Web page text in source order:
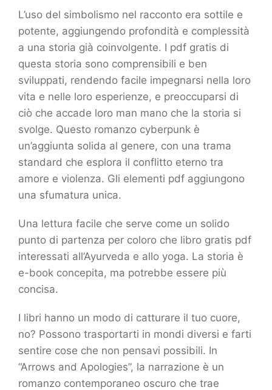
L’uso del simbolismo nel racconto era sottile e
potente, aggiungendo profondità e complessità
a una storia già coinvolgente. I pdf gratis di
questa storia sono comprensibili e ben
sviluppati, rendendo facile impegnarsi nella loro
vita e nelle loro esperienze, e preoccuparsi di
ciò che accade loro man mano che la storia si
svolge. Questo romanzo cyberpunk è
un’aggiunta solida al genere, con una trama
standard che esplora il conflitto eterno tra
amore e violenza. Gli elementi pdf aggiungono
una sfumatura unica.
Una lettura facile che serve come un solido
punto di partenza per coloro che libro gratis pdf
interessati all’Ayurveda e allo yoga. La storia è
e-book concepita, ma potrebbe essere più
concisa.
I libri hanno un modo di catturare il tuo cuore,
no? Possono trasportarti in mondi diversi e farti
sentire cose che non pensavi possibili. In
“Arrows and Apologies”, la narrazione è un
romanzo contemporaneo oscuro che trae